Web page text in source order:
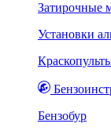
Затирочные
Установки
Бензобур